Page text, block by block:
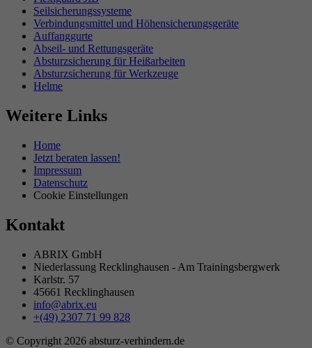
Seilsicherungssysteme
Verbindungsmittel und Höhensicherungsgeräte
Auffanggurte
Abseil- und Rettungsgeräte
Absturzsicherung für Heißarbeiten
Absturzsicherung für Werkzeuge
Helme
Weitere Links
Home
Jetzt beraten lassen!
Impressum
Datenschutz
Cookie Einstellungen
Kontakt
ABRIX GmbH
Niederlassung Recklinghausen - Am Trainingsbergwerk
Karlstr. 57
45661 Recklinghausen
info@abrix.eu
+(49) 2307 71 99 828
© Copyright 2026 absturz-verhindern.de